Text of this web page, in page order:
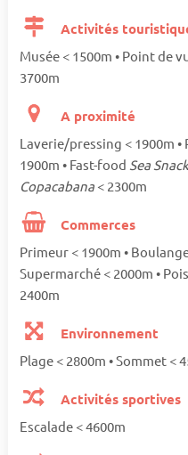
Activités
Musée < 1500m • Point de
3700m
A proximité
Laverie/pressing < 1900m
1900m • Fast-food Sea
Copacabana < 2300m
Commerces
Primeur < 1900m •
Supermarché < 2000m •
2400m
Environnement
Plage < 2800m • Sommet <
Activités sportives
Escalade < 4600m